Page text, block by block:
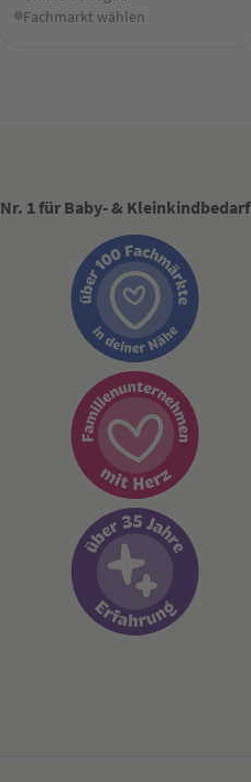
Fachmarkt wählen
Nr. 1 für Baby- & Kleinkindbedarf